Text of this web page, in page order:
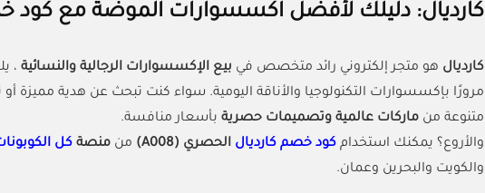
كارديال: دليلك لأفضل اكسسوارات الموضة مع كود
كارديال هو متجر إلكتروني رائد متخصص في بيع الإكسسوارات الرجالية والنسائية ،
مرورًا بإكسسوارات التكنولوجيا والأناقة اليومية. سواء كنت تبحث عن هدية
متنوعة من ماركات عالمية وتصميمات حصرية بأسعار منافسة.
والأروع؟ يمكنك استخدام كود خصم كارديال الحصري (A008) من منصة كل
والكويت والبحرين وعمان.